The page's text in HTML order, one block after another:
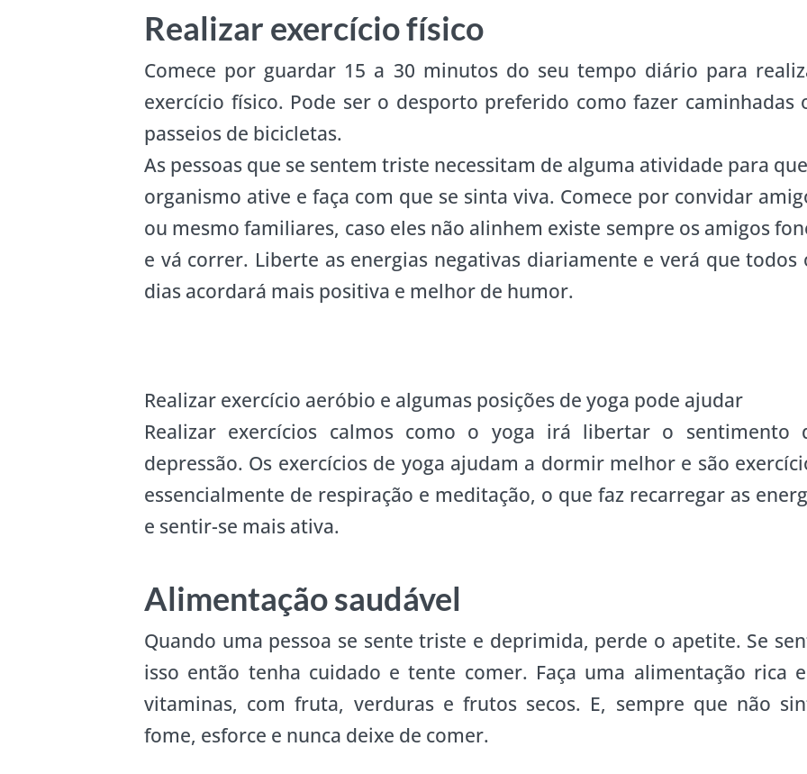
Realizar exercício físico
Comece por guardar 15 a 30 minutos do seu tempo diário para
exercício físico. Pode ser o desporto preferido como fazer caminhadas
passeios de bicicletas.
As pessoas que se sentem triste necessitam de alguma atividade para
organismo ative e faça com que se sinta viva. Comece por convidar
ou mesmo familiares, caso eles não alinhem existe sempre os amigos
e vá correr. Liberte as energias negativas diariamente e verá que todos
dias acordará mais positiva e melhor de humor.
Realizar exercício aeróbio e algumas posições de yoga pode ajudar
Realizar exercícios calmos como o yoga irá libertar o sentimento
depressão. Os exercícios de yoga ajudam a dormir melhor e são
essencialmente de respiração e meditação, o que faz recarregar as
e sentir-se mais ativa.
Alimentação saudável
Quando uma pessoa se sente triste e deprimida, perde o apetite. Se
isso então tenha cuidado e tente comer. Faça uma alimentação rica
vitaminas, com fruta, verduras e frutos secos. E, sempre que não
fome, esforce e nunca deixe de comer.